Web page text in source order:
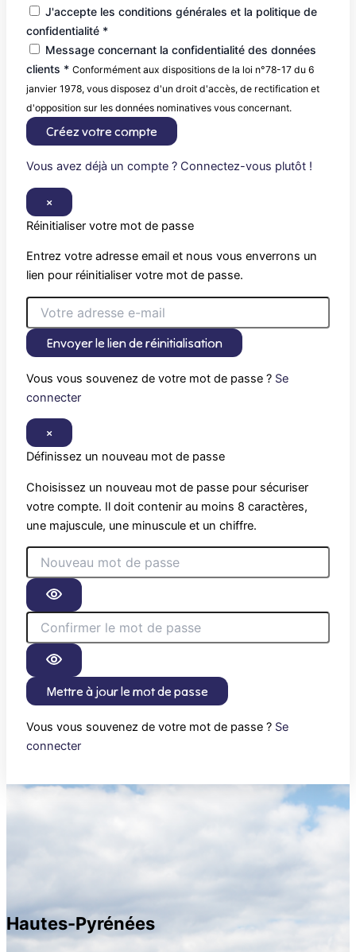
J'accepte les conditions générales et la politique de
confidentialité *
Message concernant la confidentialité des données
clients * Conformément aux dispositions de la loi n°78-17 du 6
janvier 1978, vous disposez d'un droit d'accès, de rectification et
d'opposition sur les données nominatives vous concernant.
Créez votre compte
Vous avez déjà un compte ? Connectez-vous plutôt !
×
Réinitialiser votre mot de passe
Entrez votre adresse email et nous vous enverrons un
lien pour réinitialiser votre mot de passe.
Envoyer le lien de réinitialisation
Vous vous souvenez de votre mot de passe ? Se
connecter
×
Définissez un nouveau mot de passe
Choisissez un nouveau mot de passe pour sécuriser
votre compte. Il doit contenir au moins 8 caractères,
une majuscule, une minuscule et un chiffre.
Mettre à jour le mot de passe
Vous vous souvenez de votre mot de passe ? Se
connecter
Hautes-Pyrénées